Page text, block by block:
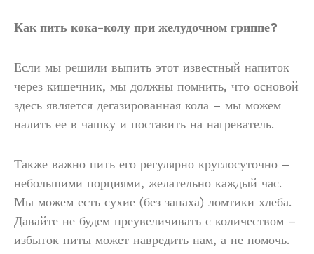
Как пить кока-колу при желудочном гриппе?
Если мы решили выпить этот известный напиток
через кишечник, мы должны помнить, что основой
здесь является дегазированная кола – мы можем
налить ее в чашку и поставить на нагреватель.
Также важно пить его регулярно круглосуточно –
небольшими порциями, желательно каждый час.
Мы можем есть сухие (без запаха) ломтики хлеба.
Давайте не будем преувеличивать с количеством –
избыток питы может навредить нам, а не помочь.